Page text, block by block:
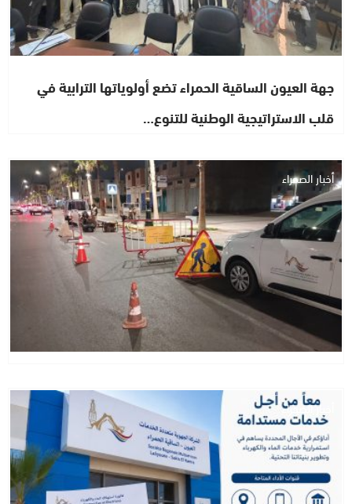
جهة العيون الساقية الحمراء تضع أولوياتها الترابية في
قلب الاستراتيجية الوطنية للتنوع…
أخبار الصحراء
أخبار الصحراء